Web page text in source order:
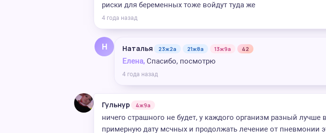
риски для беременных тоже войдут туда же
4 года назад
Н Наталья 23ж2а 21ж8а 13ж9а 42
Елена, Спасибо, посмотрю
4 года назад
Гульнур 4ж9а
ничего страшного не будет, у каждого организм разный лучше
примерную дату мсчных и продолжать лечение от пневмонии